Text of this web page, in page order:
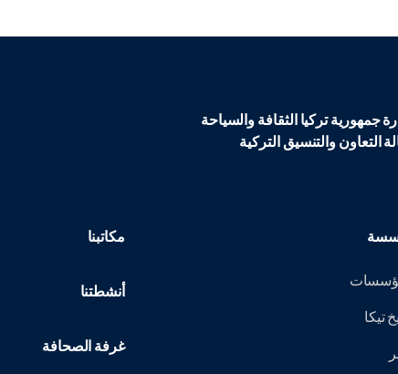
جمهورية تركيا الثقافة والسياحة
التعاون والتنسيق التركية
تيكا
مكاتبنا
أنشطتنا
غرفة الصحافة